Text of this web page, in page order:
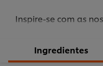
Inspire-se com as
Ingredientes